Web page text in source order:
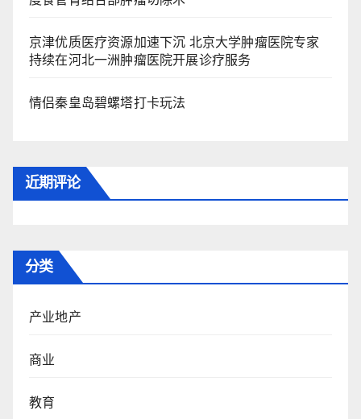
京津优质医疗资源加速下沉 北京大学肿瘤医院专家
持续在河北一洲肿瘤医院开展诊疗服务
情侣秦皇岛碧螺塔打卡玩法
近期评论
分类
产业地产
商业
教育